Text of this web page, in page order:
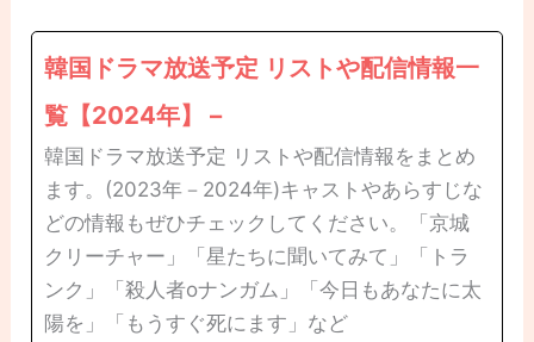
韓国ドラマ放送予定 リストや配信情報一
覧【2024年】 –
韓国ドラマ放送予定 リストや配信情報をまとめ
ます。(2023年－2024年)キャストやあらすじな
どの情報もぜひチェックしてください。「京城
クリーチャー」「星たちに聞いてみて」「トラ
ンク」「殺人者oナンガム」「今日もあなたに太
陽を」「もうすぐ死にます」など